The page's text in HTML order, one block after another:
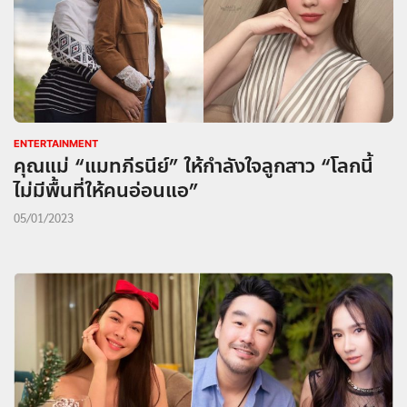
ENTERTAINMENT
คุณแม่ “แมทภีรนีย์” ให้กำลังใจลูกสาว “โลกนี้
ไม่มีพื้นที่ให้คนอ่อนแอ”
05/01/2023